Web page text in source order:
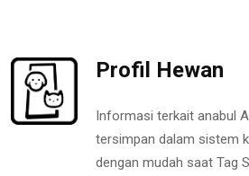
Profil Hewan
Informasi terkait anabul
tersimpan dalam sistem
dengan mudah saat Tag